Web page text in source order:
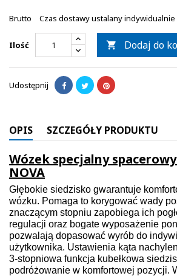
Brutto Czas dostawy ustalany indywidualnie
Ilość  Dodaj do
Udostępnij
OPIS SZCZEGÓŁY PRODUKTU
Wózek specjalny
NOVA
Głębokie siedzisko gwarantuje
wózku. Pomaga to korygować wady
znaczącym stopniu zapobiega ich
regulacji oraz bogate wyposażenie
pozwalają dopasować wyrób do
użytkownika. Ustawienia kąta
3-stopniowa funkcja kubełkowa
podróżowanie w komfortowej pozycji.